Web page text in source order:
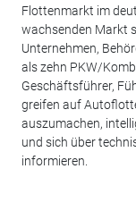
Flottenmarkt im
wachsenden Markt
Unternehmen,
als zehn PKW/
Geschäftsführer,
greifen auf
auszumachen,
und sich über
informieren.